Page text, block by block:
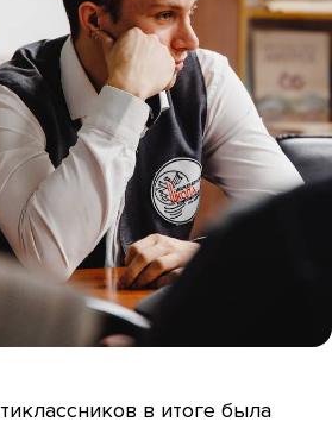
в итоге была